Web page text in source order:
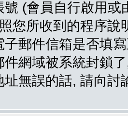
號 (會員自行啟用
您所收到的程序
子郵件信箱是否填
件網域被系統封鎖
址無誤的話, 請向